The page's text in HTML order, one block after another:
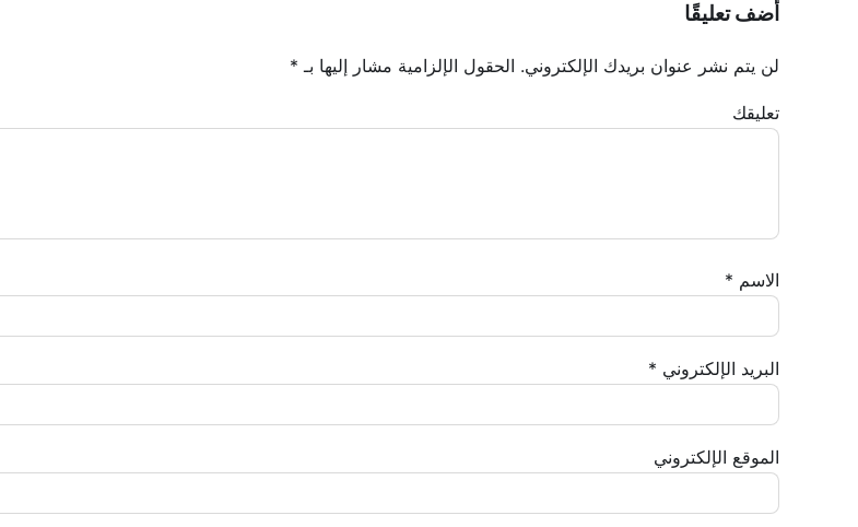
أضف تعليقًا
لن يتم نشر عنوان بريدك الإلكتروني. الحقول الإلزامية مشار إليها بـ *
تعليقك
الاسم *
البريد الإلكتروني *
الموقع الإلكتروني